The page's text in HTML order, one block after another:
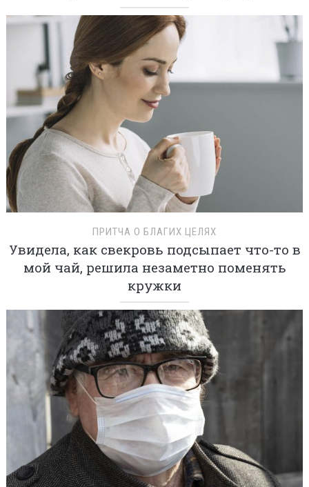
ПРИТЧА О БЛАГИХ ЦЕЛЯХ
Увидела, как свекровь подсыпает что-то в
мой чай, решила незаметно поменять
кружки